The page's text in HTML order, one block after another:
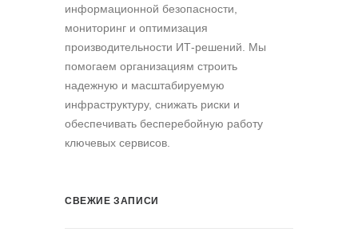
информационной безопасности,
мониторинг и оптимизация
производительности ИТ-решений. Мы
помогаем организациям строить
надежную и масштабируемую
инфраструктуру, снижать риски и
обеспечивать бесперебойную работу
ключевых сервисов.
СВЕЖИЕ ЗАПИСИ